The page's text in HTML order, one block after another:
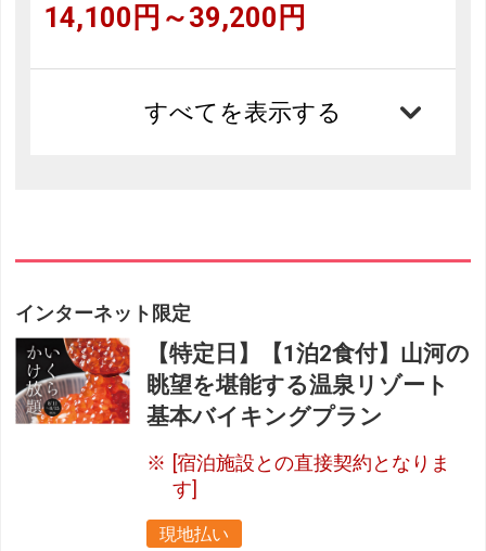
14,100円～39,200円
すべてを表示する
インターネット限定
【特定日】【1泊2食付】山河の
眺望を堪能する温泉リゾート
基本バイキングプラン
[宿泊施設との直接契約となりま
す]
現地払い